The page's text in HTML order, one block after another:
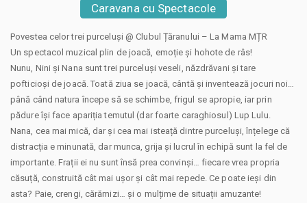
Caravana cu Spectacole
Povestea celor trei purceluși @ Clubul Țăranului – La Mama MȚR
Un spectacol muzical plin de joacă, emoție și hohote de râs!
Nunu, Nini și Nana sunt trei purceluși veseli, năzdrăvani și tare
pofticioși de joacă. Toată ziua se joacă, cântă și inventează jocuri noi…
până când natura începe să se schimbe, frigul se apropie, iar prin
pădure își face apariția temutul (dar foarte caraghiosul) Lup Lulu.
Nana, cea mai mică, dar și cea mai isteață dintre purceluși, înțelege că
distracția e minunată, dar munca, grija și lucrul în echipă sunt la fel de
importante. Frații ei nu sunt însă prea convinși… fiecare vrea propria
căsuță, construită cât mai ușor și cât mai repede. Ce poate ieși din
asta? Paie, crengi, cărămizi… și o mulțime de situații amuzante!